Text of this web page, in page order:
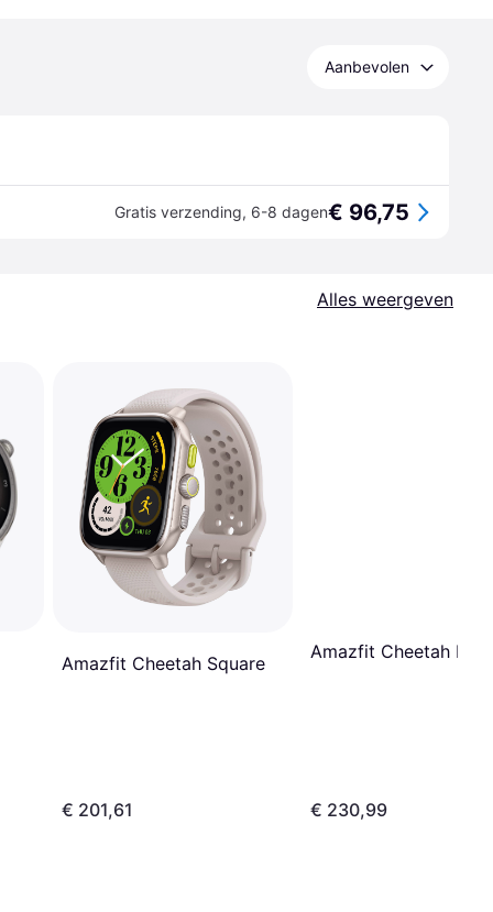
Aanbevolen
Gratis verzending, 6-8 dagen€ 96,75
Alles weergeven
Amazfit Cheetah Square
€ 201,61
Amazfit Cheetah
€ 230,99